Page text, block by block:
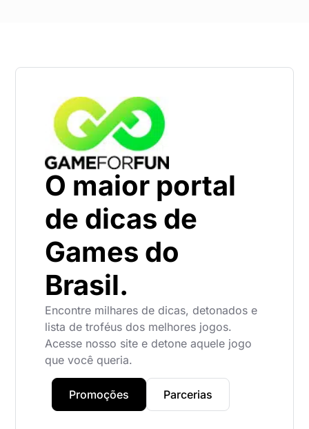
O maior portal
de dicas de
Games do
Brasil.
Encontre milhares de dicas, detonados e
lista de troféus dos melhores jogos.
Acesse nosso site e detone aquele jogo
que você queria.
Promoções Parcerias